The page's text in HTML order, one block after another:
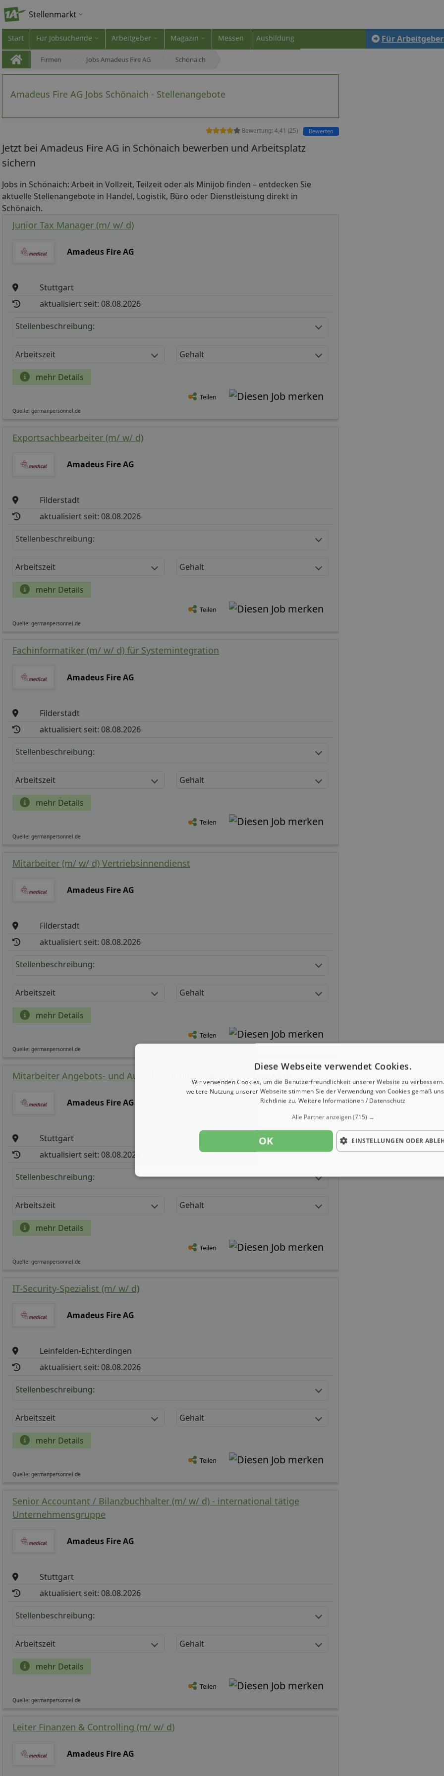
Stellenmarkt
Start Für Jobsuchende Arbeitgeber Magazin Messen Ausbildung Für Arbeitgeber
Firmen Jobs Amadeus Fire AG Schönaich
Amadeus Fire AG Jobs Schönaich - Stellenangebote
Bewertung: 4,41 (25) Bewerten
Jetzt bei Amadeus Fire AG in Schönaich bewerben und Arbeitsplatz
sichern
Jobs in Schönaich: Arbeit in Vollzeit, Teilzeit oder als Minijob finden – entdecken Sie
aktuelle Stellenangebote in Handel, Logistik, Büro oder Dienstleistung direkt in
Schönaich.
Junior Tax Manager (m/ w/ d)
Amadeus Fire AG
Stuttgart
aktualisiert seit: 08.08.2026
Stellenbeschreibung:
Arbeitszeit Gehalt
mehr Details
Teilen
Quelle: germanpersonnel.de
Exportsachbearbeiter (m/ w/ d)
Amadeus Fire AG
Filderstadt
aktualisiert seit: 08.08.2026
Stellenbeschreibung:
Arbeitszeit Gehalt
mehr Details
Teilen
Quelle: germanpersonnel.de
Fachinformatiker (m/ w/ d) für Systemintegration
Amadeus Fire AG
Filderstadt
aktualisiert seit: 08.08.2026
Stellenbeschreibung:
Arbeitszeit Gehalt
mehr Details
Teilen
Quelle: germanpersonnel.de
Mitarbeiter (m/ w/ d) Vertriebsinnendienst
Amadeus Fire AG
Filderstadt
aktualisiert seit: 08.08.2026
Stellenbeschreibung:
Arbeitszeit Gehalt
mehr Details
Teilen
Quelle: germanpersonnel.de
Mitarbeiter Angebots- und Ausschreibungsmanagement (m/ w/ d)
Amadeus Fire AG
Stuttgart
aktualisiert seit: 08.08.2026
Stellenbeschreibung:
Arbeitszeit Gehalt
mehr Details
Teilen
Quelle: germanpersonnel.de
IT-Security-Spezialist (m/ w/ d)
Amadeus Fire AG
Leinfelden-Echterdingen
aktualisiert seit: 08.08.2026
Stellenbeschreibung:
Arbeitszeit Gehalt
mehr Details
Teilen
Quelle: germanpersonnel.de
Senior Accountant / Bilanzbuchhalter (m/ w/ d) - international tätige
Unternehmensgruppe
Amadeus Fire AG
Stuttgart
aktualisiert seit: 08.08.2026
Stellenbeschreibung:
Arbeitszeit Gehalt
mehr Details
Teilen
Quelle: germanpersonnel.de
Leiter Finanzen & Controlling (m/ w/ d)
Amadeus Fire AG
Diese Webseite verwendet Cookies.
Wir verwenden Cookies, um die Benutzerfreundlichkeit unserer Website zu
weitere Nutzung unserer Webseite stimmen Sie der Verwendung von Cookies gemäß
Richtlinie zu. Weitere Informationen / Datenschutz
Alle Partner anzeigen(715) →
OK EINSTELLUNGEN ODER